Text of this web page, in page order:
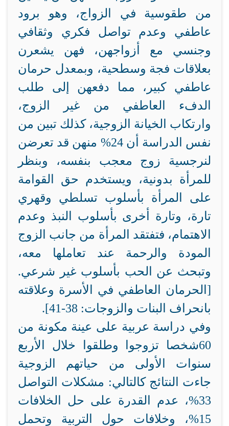
من طقوسية في الزواج، وهو برود
عاطفي وعدم تواصل فكري وثقافي
وجنسي مع أزواجهن، فهن يشعرن
بعلاقات فجة وسطحية، وبمعدل حرمان
عاطفي كبير، مما دفعهن إلى طلب
الدفء العاطفي من غير الزوج،
وارتكاب الخيانة الزوجية، كذلك تبين من
نفس الدراسة أن 24% منهن قد تعرضن
لنرجسية زوج معجب بنفسه، وبنظر
للمرأة بدونية، ويستخدم حق القوامة
على المرأة بأسلوب تسلطي وقهري
تارة، وتارة أخرى بأسلوب النبذ وعدم
الاهتمام، فتفتقد المرأة من جانب الزوج
المودة والرحمة عند تعاملها معه،
وتبحث عن الحب بأسلوب غير شرعي.
[الحرمان العاطفي في الأسرة وعلاقته
بانحراف البنات والزوجات: 38-41].
وفي دراسة عربية على عينة مكونة من
60شخصا تزوجوا وطلقوا خلال الأربع
سنوات الأولى من حياتهم الزوجية
جاءت النتائج كالتالي: مشكلات التواصل
33%، عدم القدرة على حل الخلافات
15%، وخلافات حول التربية وتحمل